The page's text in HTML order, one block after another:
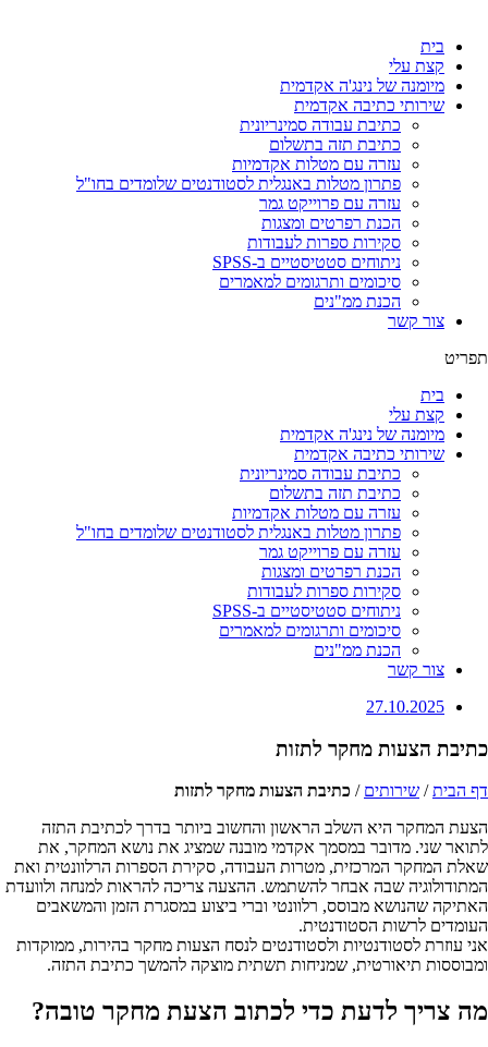
בית
קצת עלי
מיומנה של נינג'ה אקדמית
שירותי כתיבה אקדמית
כתיבת עבודה סמינריונית
כתיבת תזה בתשלום
עזרה עם מטלות אקדמיות
פתרון מטלות באנגלית לסטודנטים שלומדים בחו"ל
עזרה עם פרוייקט גמר
הכנת רפרטים ומצגות
סקירות ספרות לעבודות
ניתוחים סטטיסטיים ב-SPSS
סיכומים ותרגומים למאמרים
הכנת ממ"נים
צור קשר
תפריט
בית
קצת עלי
מיומנה של נינג'ה אקדמית
שירותי כתיבה אקדמית
כתיבת עבודה סמינריונית
כתיבת תזה בתשלום
עזרה עם מטלות אקדמיות
פתרון מטלות באנגלית לסטודנטים שלומדים בחו"ל
עזרה עם פרוייקט גמר
הכנת רפרטים ומצגות
סקירות ספרות לעבודות
ניתוחים סטטיסטיים ב-SPSS
סיכומים ותרגומים למאמרים
הכנת ממ"נים
צור קשר
27.10.2025
כתיבת הצעות מחקר לתזות
דף הבית/ שירותים / כתיבת הצעות מחקר לתזות
הצעת המחקר היא השלב הראשון והחשוב ביותר בדרך לכתיבת התזה
לתואר שני. מדובר במסמך אקדמי מובנה שמציג את נושא המחקר, את
שאלת המחקר המרכזית, מטרות העבודה, סקירת הספרות הרלוונטית ואת
המתודולוגיה שבה אבחר להשתמש. ההצעה צריכה להראות למנחה ולוועדת
האתיקה שהנושא מבוסס, רלוונטי וברי ביצוע במסגרת הזמן והמשאבים
העומדים לרשות הסטודנטית.
אני עוזרת לסטודנטיות ולסטודנטים לנסח הצעות מחקר בהירות, ממוקדות
ומבוססות תיאורטית, שמניחות תשתית מוצקה להמשך כתיבת התזה.
מה צריך לדעת כדי לכתוב הצעת מחקר טובה?